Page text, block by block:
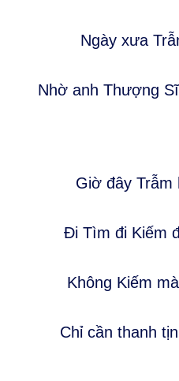
Ngày xưa
Nhờ anh Thượng
Giờ đây Trẫm
Đi Tìm đi Kiếm
Không Kiếm
Chỉ cần thanh